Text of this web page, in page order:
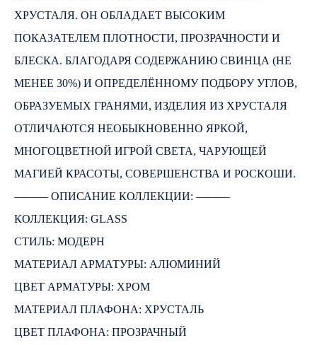
ХРУСТАЛЯ. ОН ОБЛАДАЕТ ВЫСОКИМ
ПОКАЗАТЕЛЕМ ПЛОТНОСТИ, ПРОЗРАЧНОСТИ И
БЛЕСКА. БЛАГОДАРЯ СОДЕРЖАНИЮ СВИНЦА (НЕ
МЕНЕЕ 30%) И ОПРЕДЕЛЁННОМУ ПОДБОРУ УГЛОВ,
ОБРАЗУЕМЫХ ГРАНЯМИ, ИЗДЕЛИЯ ИЗ ХРУСТАЛЯ
ОТЛИЧАЮТСЯ НЕОБЫКНОВЕННО ЯРКОЙ,
МНОГОЦВЕТНОЙ ИГРОЙ СВЕТА, ЧАРУЮЩЕЙ
МАГИЕЙ КРАСОТЫ, СОВЕРШЕНСТВА И РОСКОШИ.
――― ОПИСАНИЕ КОЛЛЕКЦИИ: ―――
КОЛЛЕКЦИЯ: GLASS
СТИЛЬ: МОДЕРН
МАТЕРИАЛ АРМАТУРЫ: АЛЮМИНИЙ
ЦВЕТ АРМАТУРЫ: ХРОМ
МАТЕРИАЛ ПЛАФОНА: ХРУСТАЛЬ
ЦВЕТ ПЛАФОНА: ПРОЗРАЧНЫЙ